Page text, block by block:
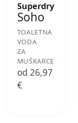
Superdry
Soho
TOALETNA
VODA
ZA
MUŠKARCE
od 26,97
€